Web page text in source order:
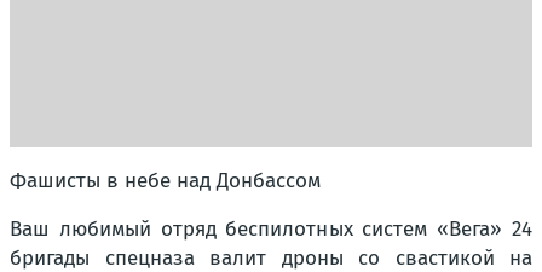
Фашисты в небе над Донбассом
Ваш любимый отряд беспилотных систем «Вега» 24
бригады спецназа валит дроны со свастикой на